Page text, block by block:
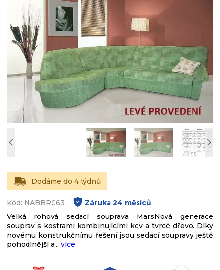
Dodáme do 4 týdnů
Kód: NABBR063 Záruka 24 měsíců
Velká rohová sedací souprava MarsNová generace
souprav s kostrami kombinujícími kov a tvrdé dřevo. Díky
novému konstrukčnímu řešení jsou sedací soupravy ještě
pohodlnější a... více